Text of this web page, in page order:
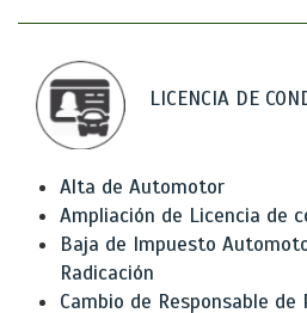
LICENCIA DE
Alta de Automotor
Ampliación de Licencia de
Baja de Impuesto
Radicación
Cambio de Responsable de